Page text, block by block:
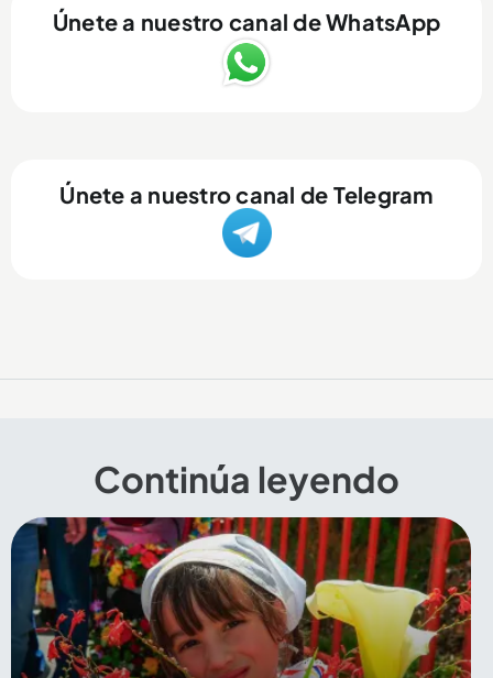
Únete a nuestro canal de WhatsApp
Únete a nuestro canal de Telegram
Continúa leyendo